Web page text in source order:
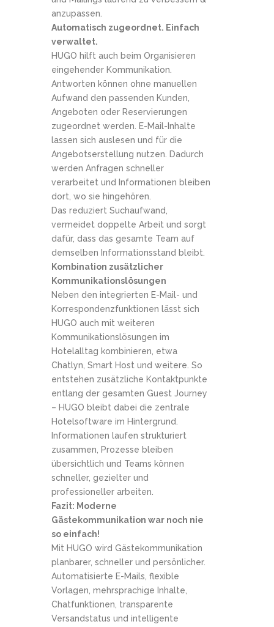
anzupassen.
Automatisch zugeordnet. Einfach
verwaltet.
HUGO hilft auch beim Organisieren
eingehender Kommunikation.
Antworten können ohne manuellen
Aufwand den passenden Kunden,
Angeboten oder Reservierungen
zugeordnet werden. E-Mail-Inhalte
lassen sich auslesen und für die
Angebotserstellung nutzen. Dadurch
werden Anfragen schneller
verarbeitet und Informationen bleiben
dort, wo sie hingehören.
Das reduziert Suchaufwand,
vermeidet doppelte Arbeit und sorgt
dafür, dass das gesamte Team auf
demselben Informationsstand bleibt.
Kombination zusätzlicher
Kommunikationslösungen
Neben den integrierten E-Mail- und
Korrespondenzfunktionen lässt sich
HUGO auch mit weiteren
Kommunikationslösungen im
Hotelalltag kombinieren, etwa
Chatlyn, Smart Host und weitere. So
entstehen zusätzliche Kontaktpunkte
entlang der gesamten Guest Journey
– HUGO bleibt dabei die zentrale
Hotelsoftware im Hintergrund.
Informationen laufen strukturiert
zusammen, Prozesse bleiben
übersichtlich und Teams können
schneller, gezielter und
professioneller arbeiten.
Fazit: Moderne
Gästekommunikation war noch nie
so einfach!
Mit HUGO wird Gästekommunikation
planbarer, schneller und persönlicher.
Automatisierte E-Mails, flexible
Vorlagen, mehrsprachige Inhalte,
Chatfunktionen, transparente
Versandstatus und intelligente